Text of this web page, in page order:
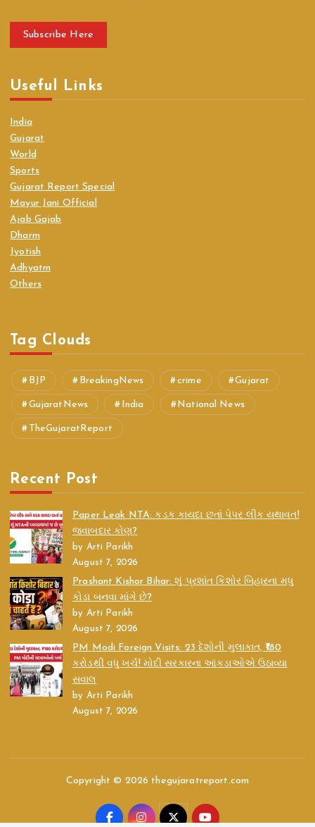
Subscribe Here
Useful Links
India
Gujarat
World
Sports
Gujarat Report Special
Mayur Jani Official
Ajab Gajab
Dharm
Jyotish
Adhyatm
Others
Tag Clouds
BJP BreakingNews crime Gujarat
GujaratNews India National News
TheGujaratReport
Recent Post
Paper Leak NTA: કડક કાયદા છતાં પેપર લીક યથાવત!
જવાબદાર કોણ?
by Arti Parikh
August 7, 2026
Prashant Kishor Bihar: શું પ્રશાંત કિશોર બિહારના મધુ
કોડા બનવા માંગે છે?
by Arti Parikh
August 7, 2026
PM Modi Foreign Visits: 23 દેશોની મુલાકાત, ₹180
કરોડથી વધુ ખર્ચ! મોદી સરકારના આંકડાઓએ ઉઠાવ્યા
સવાલ
by Arti Parikh
August 7, 2026
Copyright © 2026 thegujaratreport.com